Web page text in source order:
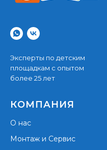
Эксперты по детским
площадкам с опытом
более 25 лет
КОМПАНИЯ
О нас
Монтаж и Сервис